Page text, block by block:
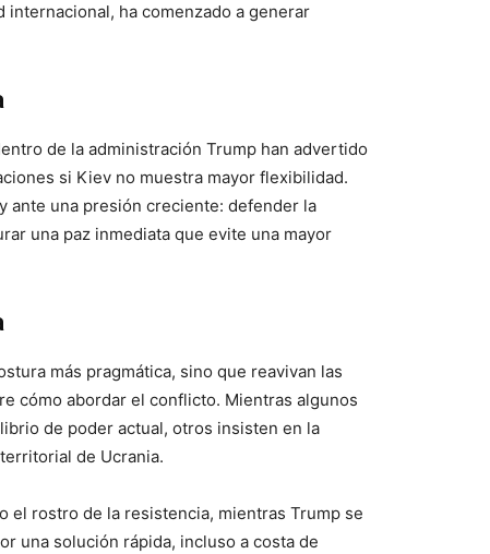
ha comenzado a generar
de la administración Trump han advertido
si Kiev no muestra mayor flexibilidad.
ante una presión creciente: defender la
una paz inmediata que evite una mayor
más pragmática, sino que reavivan las
cómo abordar el conflicto. Mientras algunos
de poder actual, otros insisten en la
de Ucrania.
el rostro de la resistencia, mientras Trump se
una solución rápida, incluso a costa de